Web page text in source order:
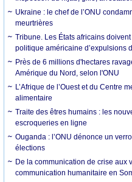
Ukraine : le chef de l’ONU
meurtrières
Tribune. Les États africains
politique américaine d’expulsions
Près de 6 millions d'hectares
Amérique du Nord, selon l'ONU
L’Afrique de l’Ouest et du Centre
alimentaire
Traite des êtres humains : les
escroqueries en ligne
Ouganda : l’ONU dénonce un
élections
De la communication de crise aux
communication humanitaire en